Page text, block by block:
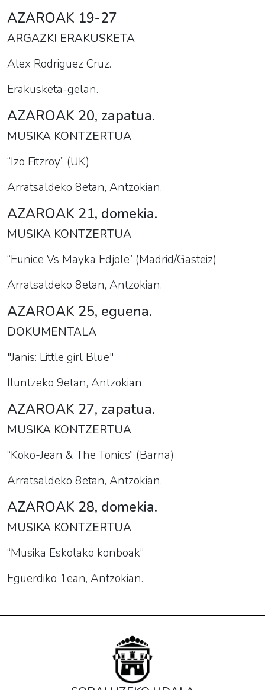
AZAROAK 19-27
ARGAZKI ERAKUSKETA
Alex Rodriguez Cruz.
Erakusketa-gelan.
AZAROAK 20, zapatua.
MUSIKA KONTZERTUA
“Izo Fitzroy” (UK)
Arratsaldeko 8etan, Antzokian.
AZAROAK 21, domekia.
MUSIKA KONTZERTUA
“Eunice Vs Mayka Edjole” (Madrid/Gasteiz)
Arratsaldeko 8etan, Antzokian.
AZAROAK 25, eguena.
DOKUMENTALA
"Janis: Little girl Blue"
Iluntzeko 9etan, Antzokian.
AZAROAK 27, zapatua.
MUSIKA KONTZERTUA
“Koko-Jean & The Tonics” (Barna)
Arratsaldeko 8etan, Antzokian.
AZAROAK 28, domekia.
MUSIKA KONTZERTUA
“Musika Eskolako konboak”
Eguerdiko 1ean, Antzokian.